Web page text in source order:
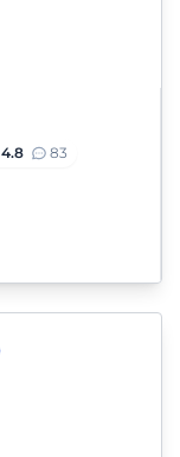
4.8 83